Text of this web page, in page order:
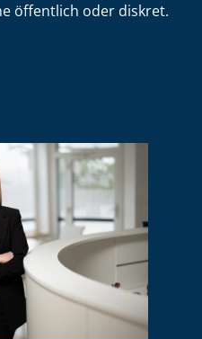
öffentlich oder diskret.